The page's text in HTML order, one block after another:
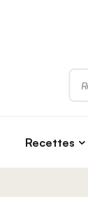
Recettes